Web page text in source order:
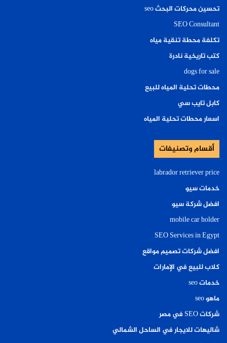
تحسين محركات البحث seo
SEO Consultant
تكلفة محطة تنقية مياه
كتب تاريخية نادرة
dogs for sale
محطات تحلية المياه للبيع
كابل تايب سي
اسعار محطات تحلية المياه
أقسام وتصنيفات
labrador retriever price
خدمات سيو
افضل شركة سيو
mobile car holder
SEO Services in Egypt
افضل شركات تصميم مواقع
كلاب للبيع في الإمارات
خدمات seo
ماهو seo
شركات SEO في مصر
شاليهات للايجار في الساحل الشمالي